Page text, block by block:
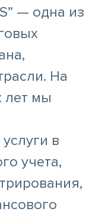
— одна из
На
лет мы
в
учета,